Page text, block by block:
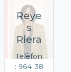
Reye
s
Riera
Telèfon
: 964 38